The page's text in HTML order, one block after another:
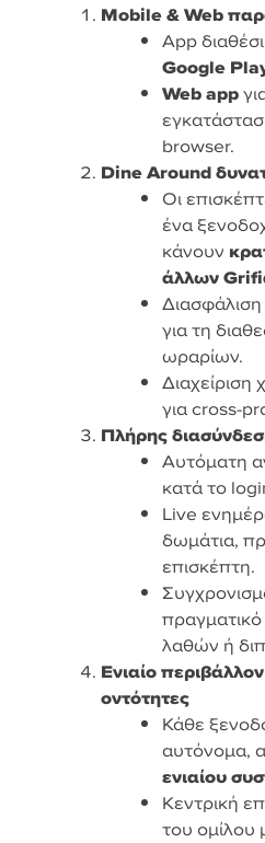
Mobile & Web
App
Google
Web app
browser.
Dine Around
Οι
ένα
κάνουν
άλλων
για τη
ωραρίων.
για cross-
Πλήρης
Αυτόματη
κατά το
Live
δωμάτια,
επισκέπτη.
λαθών ή
Ενιαίο
οντότητες
Κάθε
αυτόνομα,
ενιαίου
Κεντρική
του